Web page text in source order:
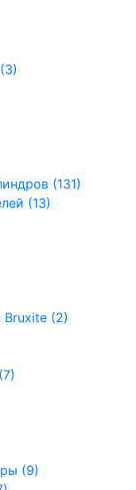
(131)
(13)
Bruxite (2)
(9)